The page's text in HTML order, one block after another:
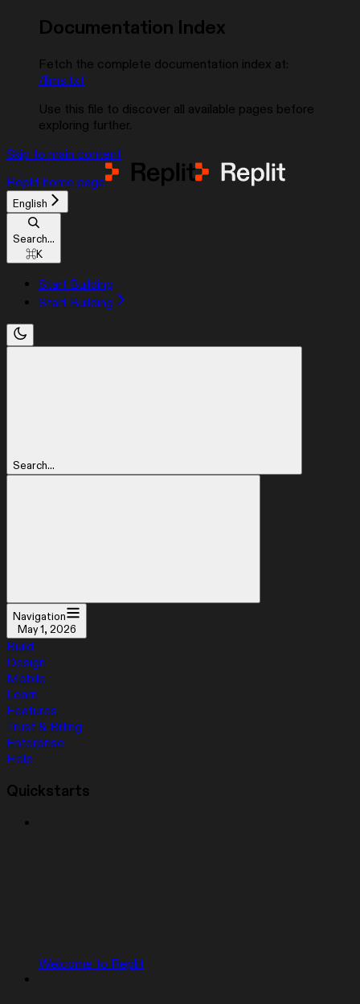
Documentation Index
Fetch the complete documentation index at:
/llms.txt
Use this file to discover all available pages before
exploring further.
Skip to main content
Replit home page
English
Search...
⌘K
Start Building
Start Building
Search...
Navigation
May 1, 2026
Build
Design
Mobile
Learn
Features
Trust & Billing
Enterprise
Help
Quickstarts
Welcome to Replit